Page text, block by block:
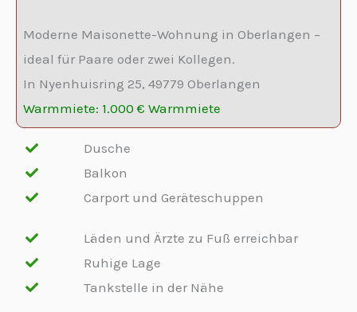
Moderne Maisonette-Wohnung in Oberlangen –
ideal für Paare oder zwei Kollegen.
In Nyenhuisring 25, 49779 Oberlangen
Warmmiete: 1.000 € Warmmiete
Dusche
Balkon
Carport und Geräteschuppen
Läden und Ärzte zu Fuß erreichbar
Ruhige Lage
Tankstelle in der Nähe